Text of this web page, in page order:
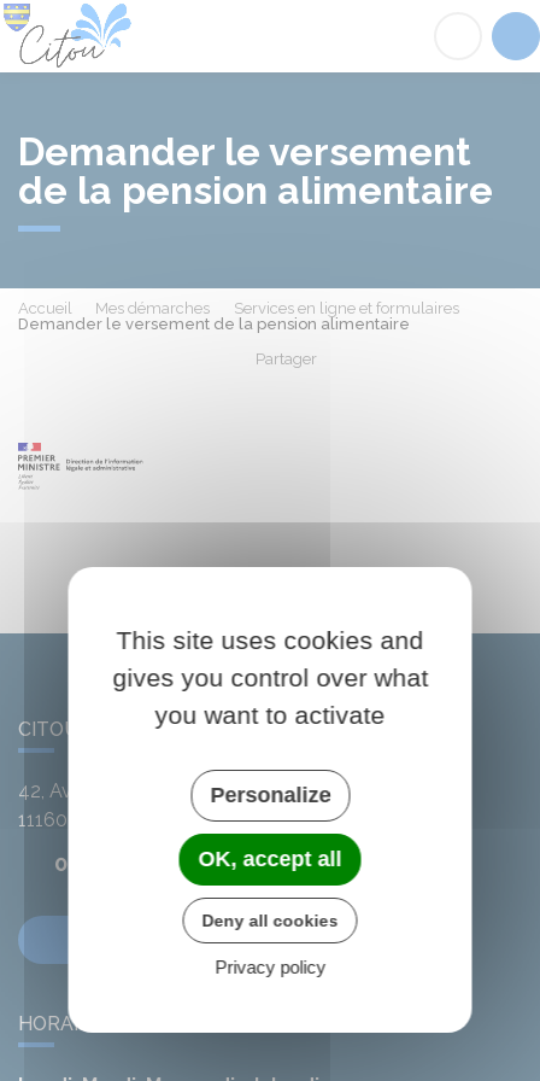
Demander le versement
de la pension alimentaire
Accueil Mes démarches
Services en ligne et formulaires
Demander le versement de la pension alimentaire
Partager
CITOU
42, Avenue de l'Argent-Double
11160
04 68 78 01 41
Contactez-nous
HORAIRES DE LA MAIRIE
This site uses cookies and
gives you control over what
you want to activate
Personalize
OK, accept all
Deny all cookies
Privacy policy